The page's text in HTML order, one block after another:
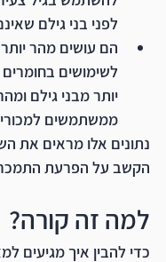
לפני בני גילם
הם עושים מהר
לשימושים בחומרים
יותר מבני גילם
ממשתמשים
נתונים אלו מראים את
הקשב על הפרעת
למה זה קורה?
כדי להבין איך מגיעים